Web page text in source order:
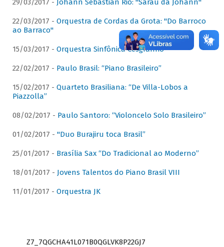
29/03/2017 - Johann Sebastian Rio: "Sarau da Johann"
22/03/2017 - Orquestra de Cordas da Grota: "Do Barroco
ao Barraco"
15/03/2017 - Orquestra Sinfônica Cesgranrio
22/02/2017 - Paulo Brasil: “Piano Brasileiro”
15/02/2017 - Quarteto Brasiliana: “De Villa-Lobos a
Piazzolla”
08/02/2017 - Paulo Santoro: “Violoncelo Solo Brasileiro”
01/02/2017 - "Duo Burajiru toca Brasil”
25/01/2017 - Brasília Sax “Do Tradicional ao Moderno”
18/01/2017 - Jovens Talentos do Piano Brasil VIII
11/01/2017 - Orquestra JK
Z7_7QGCHA41L071B0QGLVK8P22GJ7